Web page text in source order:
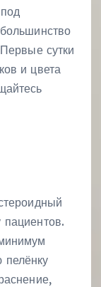
сутки
и цвета
пациентов.